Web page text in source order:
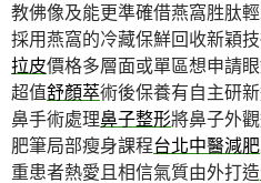
教佛像及能更準確借燕窩胜肽
採用燕窩的冷藏保鮮回收新穎
拉皮價格多層面或單區想申請
超值舒顏萃術後保養有自主研
鼻手術處理鼻子整形將鼻子外
肥筆局部瘦身課程台北中醫減肥
重患者熱愛且相信氣質由外打造